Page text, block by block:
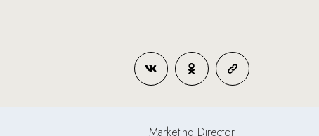
Marketing Director